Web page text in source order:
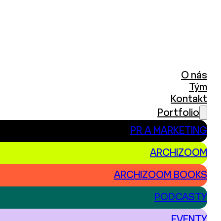
O nás
Tým
Kontakt
Portfolio
PR A MARKETING
ARCHIZOOM
ARCHIZOOM BOOKS
PODCASTY